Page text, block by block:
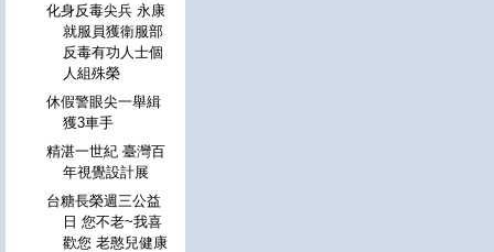
化身反毒尖兵 永康
就服員獲衛服部
反毒有功人士個
人組殊榮
休假警眼尖一舉緝
獲3車手
精湛一世紀 臺灣百
年視覺設計展
台糖長榮週三公益
日 您不老~我喜
歡您 老憨兒健康